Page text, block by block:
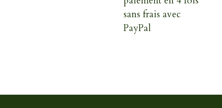
sans frais avec
PayPal